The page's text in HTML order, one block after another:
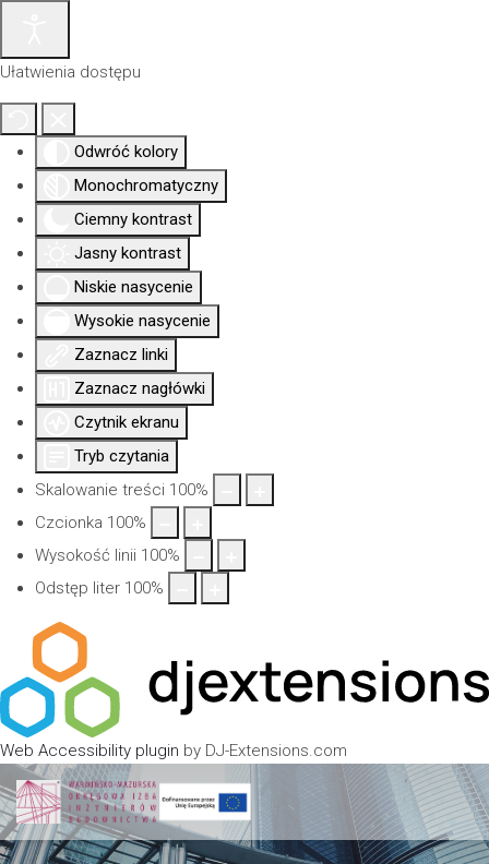
Ułatwienia dostępu
Odwróć kolory
Monochromatyczny
Ciemny kontrast
Jasny kontrast
Niskie nasycenie
Wysokie nasycenie
Zaznacz linki
Zaznacz nagłówki
Czytnik ekranu
Tryb czytania
Skalowanie treści 100%
Czcionka 100%
Wysokość linii 100%
Odstęp liter 100%
Web Accessibility plugin by DJ-Extensions.com
Izba
Aktualności
siedziba